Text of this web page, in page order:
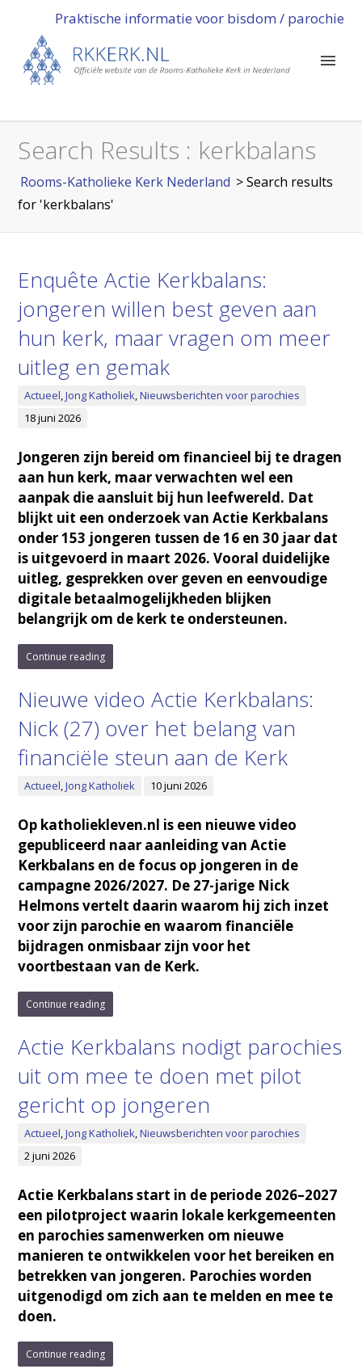
Praktische informatie voor bisdom / parochie
Search Results : kerkbalans
Rooms-Katholieke Kerk Nederland > Search results
for 'kerkbalans'
Enquête Actie Kerkbalans:
jongeren willen best geven aan
hun kerk, maar vragen om meer
uitleg en gemak
Actueel,Jong Katholiek,Nieuwsberichten voor parochies
18 juni 2026
Jongeren zijn bereid om financieel bij te dragen
aan hun kerk, maar verwachten wel een
aanpak die aansluit bij hun leefwereld. Dat
blijkt uit een onderzoek van Actie Kerkbalans
onder 153 jongeren tussen de 16 en 30 jaar dat
is uitgevoerd in maart 2026. Vooral duidelijke
uitleg, gesprekken over geven en eenvoudige
digitale betaalmogelijkheden blijken
belangrijk om de kerk te ondersteunen.
Continue reading
Nieuwe video Actie Kerkbalans:
Nick (27) over het belang van
financiële steun aan de Kerk
Actueel,Jong Katholiek 10 juni 2026
Op katholiekleven.nl is een nieuwe video
gepubliceerd naar aanleiding van Actie
Kerkbalans en de focus op jongeren in de
campagne 2026/2027. De 27-jarige Nick
Helmons vertelt daarin waarom hij zich inzet
voor zijn parochie en waarom financiële
bijdragen onmisbaar zijn voor het
voortbestaan van de Kerk.
Continue reading
Actie Kerkbalans nodigt parochies
uit om mee te doen met pilot
gericht op jongeren
Actueel,Jong Katholiek,Nieuwsberichten voor parochies
2 juni 2026
Actie Kerkbalans start in de periode 2026–2027
een pilotproject waarin lokale kerkgemeenten
en parochies samenwerken om nieuwe
manieren te ontwikkelen voor het bereiken en
betrekken van jongeren. Parochies worden
uitgenodigd om zich aan te melden en mee te
doen.
Continue reading